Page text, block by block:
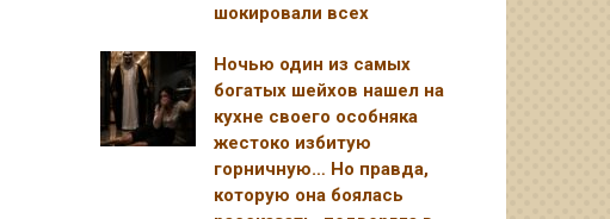
шокировали всех
Ночью один из самых
богатых шейхов нашел на
кухне своего особняка
жестоко избитую
горничную… Но правда,
которую она боялась